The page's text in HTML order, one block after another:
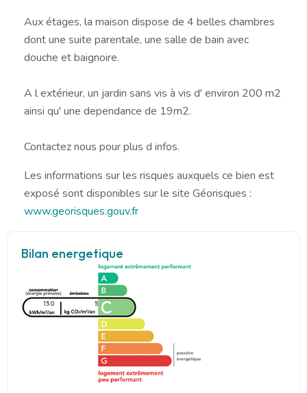
Aux étages, la maison dispose de 4 belles chambres
dont une suite parentale, une salle de bain avec
douche et baignoire.
A l extérieur, un jardin sans vis à vis d' environ 200 m2
ainsi qu' une dependance de 19m2.
Contactez nous pour plus d infos.
Les informations sur les risques auxquels ce bien est
exposé sont disponibles sur le site Géorisques :
www.georisques.gouv.fr
Bilan energetique
150 5